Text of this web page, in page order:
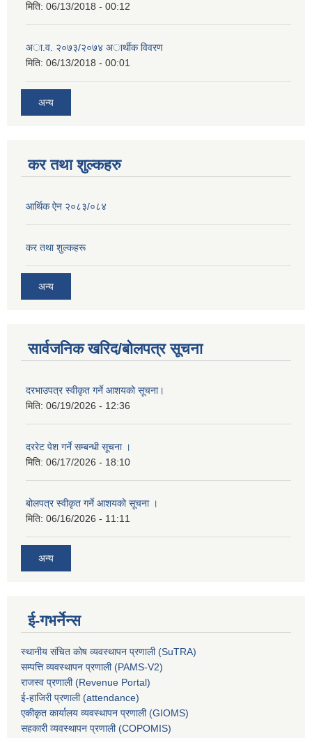
मिति: 06/13/2018 - 00:12
अा.व. २०७३/२०७४ अार्थीक विवरण
मिति: 06/13/2018 - 00:01
अन्य
कर तथा शुल्कहरु
आर्थिक ऐन २०८३/०८४
कर तथा शुल्कहरू
अन्य
सार्वजनिक खरिद/बोलपत्र सूचना
दरभाउपत्र स्वीकृत गर्ने आशयको सूचना।
मिति: 06/19/2026 - 12:36
दररेट पेश गर्ने सम्बन्धी सूचना ।
मिति: 06/17/2026 - 18:10
बोलपत्र स्वीकृत गर्ने आशयको सूचना ।
मिति: 06/16/2026 - 11:11
अन्य
ई-गभर्नेन्स
स्थानीय संचित कोष व्यवस्थापन प्रणाली (SuTRA)
सम्पत्ति व्यवस्थापन प्रणाली (PAMS-V2)
राजस्व प्रणाली (Revenue Portal)
ई-हाजिरी प्रणाली (attendance)
एकीकृत कार्यालय व्यवस्थापन प्रणाली (GIOMS)
सहकारी व्यवस्थापन प्रणाली (COPOMIS)